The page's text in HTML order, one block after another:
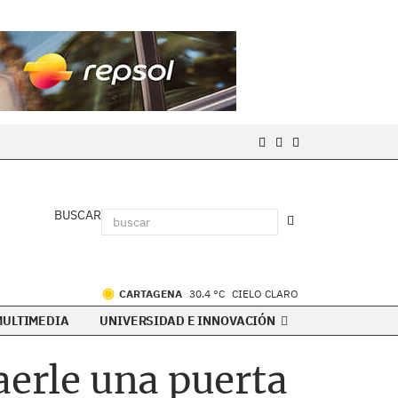
BUSCAR
CARTAGENA 30.4 °C CIELO CLARO
UNIVERSIDAD E INNOVACIÓN
una puerta